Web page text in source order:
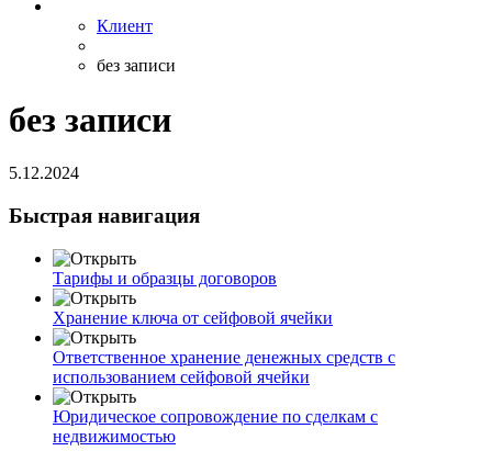
Клиент
без записи
без записи
5.12.2024
Быстрая навигация
Тарифы и образцы договоров
Хранение ключа от сейфовой ячейки
Ответственное хранение денежных средств с
использованием сейфовой ячейки
Юридическое сопровождение по сделкам с
недвижимостью